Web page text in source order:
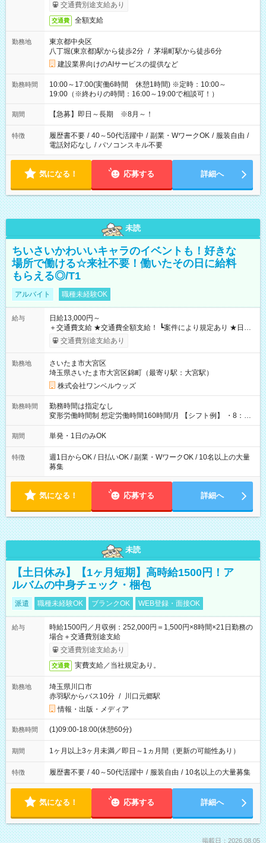
交通費別途支給あり
交通費 全額支給
勤務地
東京都中央区
八丁堀(東京都)駅から徒歩2分 / 茅場町駅から徒歩6分
建設業界向けのAIサービスの提供など
勤務時間
10:00～17:00(実働6時間 休憩1時間) ※定時：10:00～
19:00（※終わりの時間：16:00～19:00で相談可！）
期間 【急募】即日～長期 ※8月～！
特徴 履歴書不要 / 40～50代活躍中 / 副業・WワークOK / 服装自由 /
電話対応なし / パソコンスキル不要
気になる！ 応募する 詳細へ
未読
ちいさいかわいいキャラのイベントも！好きな
場所で働ける☆来社不要！働いたその日に給料
もらえる◎/T1
アルバイト 職種未経験OK
給与
日給13,000円～
＋交通費支給 ★交通費全額支給！ ┗案件により規定あり ★日払
いOK！（規定あり） ┗働いたその日に現金GET♪ お仕事後はコ
ンビニATMから 日払い分を引き落とせます！ 【試用期間】試
交通費別途支給あり
勤務地
さいたま市大宮区
埼玉県さいたま市大宮区錦町（最寄り駅：大宮駅）
株式会社ワンベルウッズ
勤務時間
勤務時間は指定なし
変形労働時間制 想定労働時間160時間/月 【シフト例】 ・8：00
～21：00
期間 単発・1日のみOK
特徴
週1日からOK / 日払いOK / 副業・WワークOK / 10名以上の大量
募集
気になる！ 応募する 詳細へ
未読
【土日休み】【1ヶ月短期】高時給1500円！ア
ルバムの中身チェック・梱包
派遣 職種未経験OK ブランクOK WEB登録・面接OK
給与
時給1500円／月収例：252,000円＝1,500円×8時間×21日勤務の
場合＋交通費別途支給
交通費別途支給あり
交通費 実費支給／当社規定あり。
勤務地
埼玉県川口市
赤羽駅からバス10分 / 川口元郷駅
情報・出版・メディア
勤務時間 (1)09:00-18:00(休憩60分)
期間 1ヶ月以上3ヶ月未満／即日～1ヵ月間（更新の可能性あり）
特徴 履歴書不要 / 40～50代活躍中 / 服装自由 / 10名以上の大量募集
気になる！ 応募する 詳細へ
掲載日：2026.08.05